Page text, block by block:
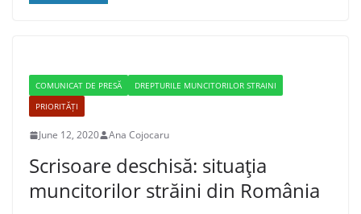
COMUNICAT DE PRESĂ
DREPTURILE MUNCITORILOR STRAINI
PRIORITĂȚI
June 12, 2020 Ana Cojocaru
Scrisoare deschisă: situaţia
muncitorilor străini din România